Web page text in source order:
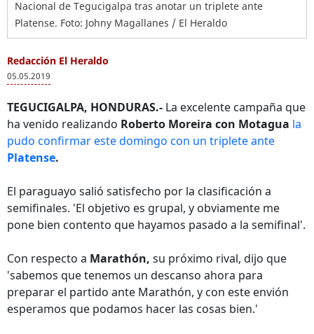
Nacional de Tegucigalpa tras anotar un triplete ante
Platense. Foto: Johny Magallanes / El Heraldo
Redacción El Heraldo
05.05.2019
TEGUCIGALPA, HONDURAS.- La excelente campaña que
ha venido realizando Roberto Moreira con Motagua la
pudo confirmar este domingo con un triplete ante
Platense.
El paraguayo salió satisfecho por la clasificación a
semifinales. 'El objetivo es grupal, y obviamente me
pone bien contento que hayamos pasado a la semifinal'.
Con respecto a Marathón, su próximo rival, dijo que
'sabemos que tenemos un descanso ahora para
preparar el partido ante Marathón, y con este envión
esperamos que podamos hacer las cosas bien.'